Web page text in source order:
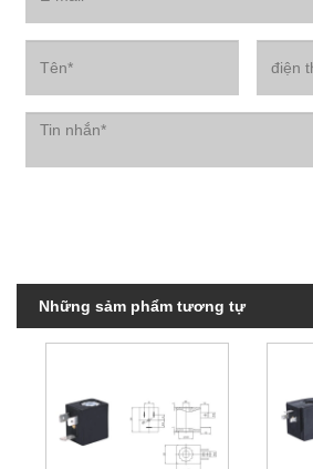
Những sảm phẩm tương tự